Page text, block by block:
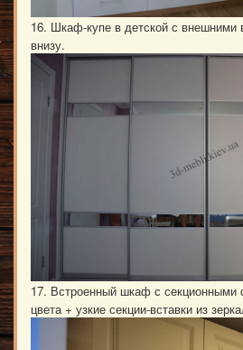
16. Шкаф-купе в детской с
внизу.
17. Встроенный шкаф с
цвета + узкие секции-вставки из